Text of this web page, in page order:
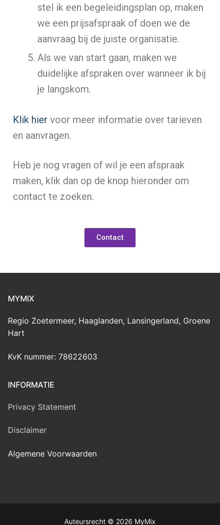
stel ik een begeleidingsplan op, maken
we een prijsafspraak of doen we de
aanvraag bij de juiste organisatie.
Als we van start gaan, maken we
duidelijke afspraken over wanneer ik bij
je langskom.
Klik hier voor meer informatie over tarieven
en aanvragen.
Heb je nog vragen of wil je een afspraak
maken, klik dan op de knop hieronder om
contact te zoeken.
Contact
MYMIX
Regio Zoetermeer, Haaglanden, Lansingerland, Groene
Hart
KvK nummer: 78622603
INFORMATIE
Privacy Statement
Disclaimer
Algemene Voorwaarden
Auteursrecht © 2026 MyMix